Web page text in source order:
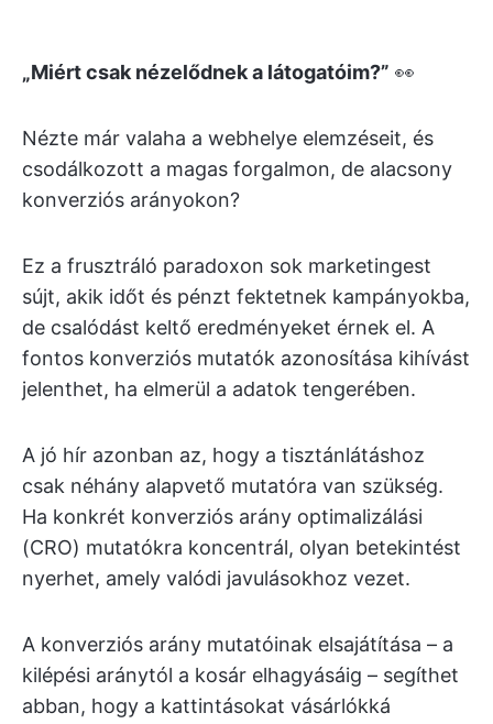
„Miért csak nézelődnek a látogatóim?” 👀
Nézte már valaha a webhelye elemzéseit, és
csodálkozott a magas forgalmon, de alacsony
konverziós arányokon?
Ez a frusztráló paradoxon sok marketingest
sújt, akik időt és pénzt fektetnek kampányokba,
de csalódást keltő eredményeket érnek el. A
fontos konverziós mutatók azonosítása kihívást
jelenthet, ha elmerül a adatok tengerében.
A jó hír azonban az, hogy a tisztánlátáshoz
csak néhány alapvető mutatóra van szükség.
Ha konkrét konverziós arány optimalizálási
(CRO) mutatókra koncentrál, olyan betekintést
nyerhet, amely valódi javulásokhoz vezet.
A konverziós arány mutatóinak elsajátítása – a
kilépési aránytól a kosár elhagyásáig – segíthet
abban, hogy a kattintásokat vásárlókká